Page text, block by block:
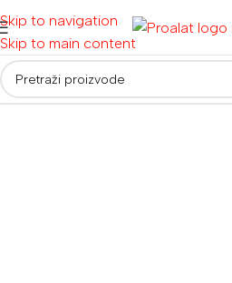
Skip to navigation
Skip to main content
Početna/ Alati za vrt i dom